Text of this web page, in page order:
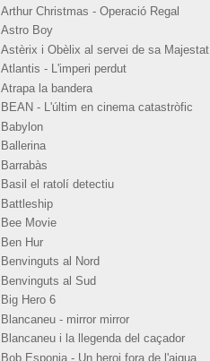
Arthur Christmas - Operació Regal
Astro Boy
Astèrix i Obèlix al servei de sa Majestat
Atlantis - L'imperi perdut
Atrapa la bandera
BEAN - L'últim en cinema catastròfic
Babylon
Ballerina
Barrabàs
Basil el ratolí detectiu
Battleship
Bee Movie
Ben Hur
Benvinguts al Nord
Benvinguts al Sud
Big Hero 6
Blancaneu - mirror mirror
Blancaneu i la llegenda del caçador
Bob Esponja - Un heroi fora de l'aigua